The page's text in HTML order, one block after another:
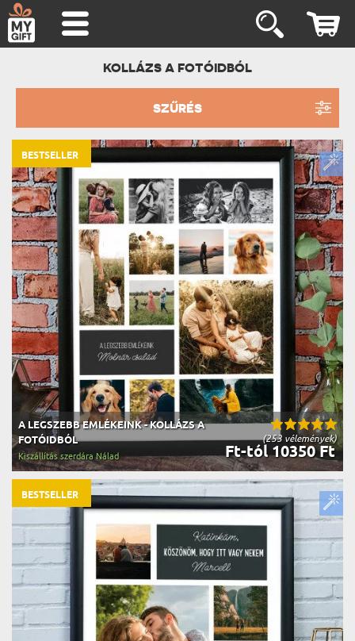
KOLLÁZS A FOTÓIDBÓL
SZŰRÉS
(253 vélemények)
A LEGSZEBB EMLÉKEINK - KOLLÁZS A
FOTÓIDBÓL
Ft-tól 10350 Ft
Kiszállítás szerdára Nálad
BESTSELLER
BESTSELLER